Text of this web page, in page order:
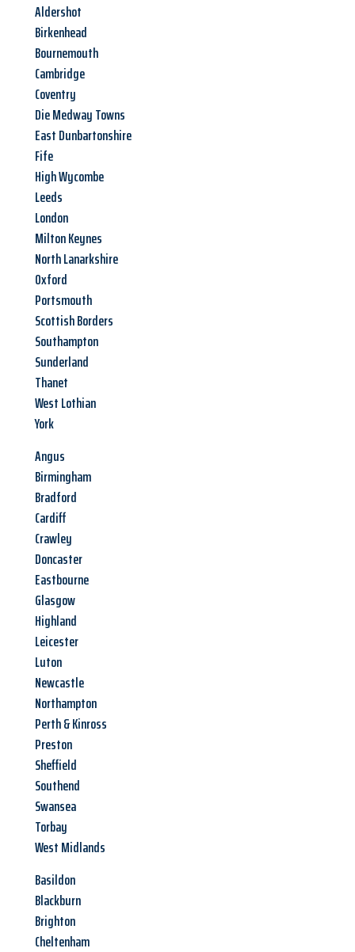
Aldershot
Birkenhead
Bournemouth
Cambridge
Coventry
Die Medway Towns
East Dunbartonshire
Fife
High Wycombe
Leeds
London
Milton Keynes
North Lanarkshire
Oxford
Portsmouth
Scottish Borders
Southampton
Sunderland
Thanet
West Lothian
York
Angus
Birmingham
Bradford
Cardiff
Crawley
Doncaster
Eastbourne
Glasgow
Highland
Leicester
Luton
Newcastle
Northampton
Perth & Kinross
Preston
Sheffield
Southend
Swansea
Torbay
West Midlands
Basildon
Blackburn
Brighton
Cheltenham